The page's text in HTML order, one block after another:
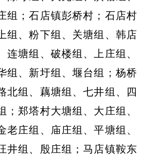
组；石店镇彭桥村；石店村
组、粉下组、关塘组、韩店
连塘组、破楼组、上庄组、
组、新圩组、堰台组；杨桥
北组、藕塘组、七井组、四
；郑塔村大塘组、大庄组、
老庄组、庙庄组、平塘组、
井组、殷庄组；马店镇鞍东